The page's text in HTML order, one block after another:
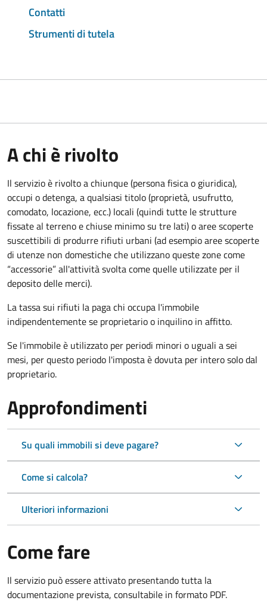
Contatti
Strumenti di tutela
A chi è rivolto
Il servizio è rivolto a chiunque (persona fisica o giuridica),
occupi o detenga, a qualsiasi titolo (proprietà, usufrutto,
comodato, locazione, ecc.) locali (quindi tutte le strutture
fissate al terreno e chiuse minimo su tre lati) o aree scoperte
suscettibili di produrre rifiuti urbani (ad esempio aree scoperte
di utenze non domestiche che utilizzano queste zone come
“accessorie” all'attività svolta come quelle utilizzate per il
deposito delle merci).
La tassa sui rifiuti la paga chi occupa l'immobile
indipendentemente se proprietario o inquilino in affitto.
Se l'immobile è utilizzato per periodi minori o uguali a sei
mesi, per questo periodo l'imposta è dovuta per intero solo dal
proprietario.
Approfondimenti
Su quali immobili si deve pagare?
Come si calcola?
Ulteriori informazioni
Come fare
Il servizio può essere attivato presentando tutta la
documentazione prevista, consultabile in formato PDF.